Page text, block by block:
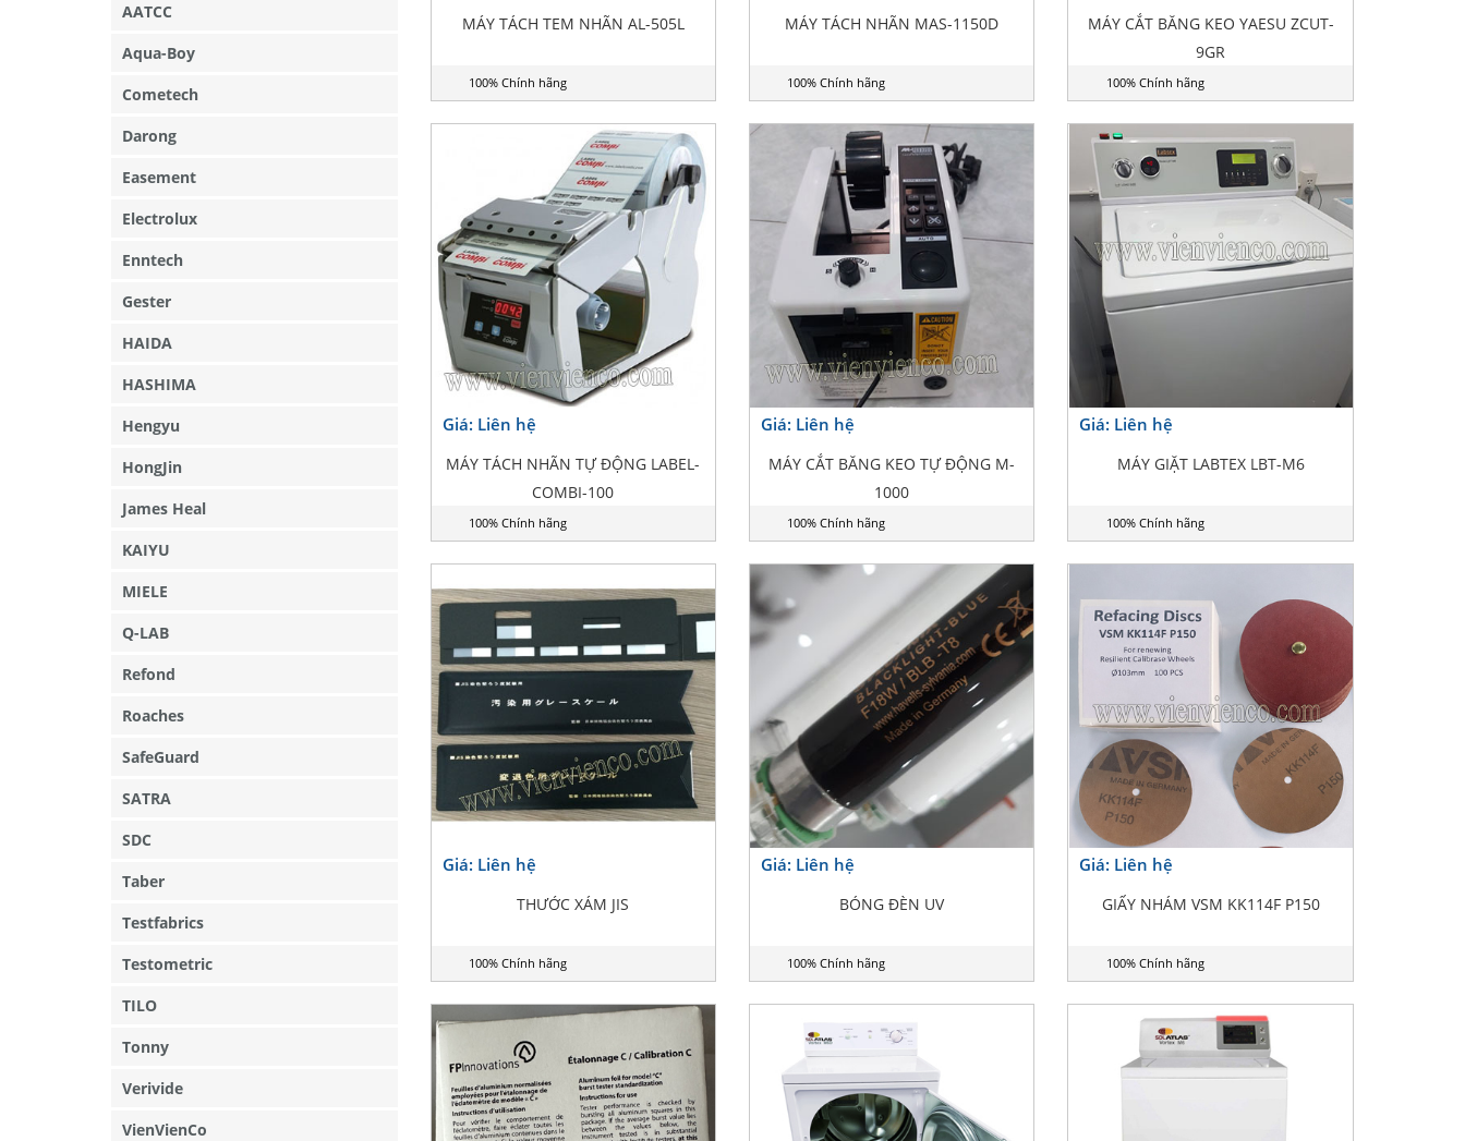
MÁY TÁCH TEM NHÃN AL-505L
100% Chính hãng
MÁY TÁCH NHÃN MAS-1150D
100% Chính hãng
MÁY CẮT BĂNG KEO YAESU ZCUT-
9GR
100% Chính hãng
Giá: Liên hệ
MÁY TÁCH NHÃN TỰ ĐỘNG LABEL-
COMBI-100
100% Chính hãng
Giá: Liên hệ
MÁY CẮT BĂNG KEO TỰ ĐỘNG M-
1000
100% Chính hãng
Giá: Liên hệ
MÁY GIẶT LABTEX LBT-M6
100% Chính hãng
Giá: Liên hệ
THƯỚC XÁM JIS
100% Chính hãng
Giá: Liên hệ
BÓNG ĐÈN UV
100% Chính hãng
Giá: Liên hệ
GIẤY NHÁM VSM KK114F P150
100% Chính hãng
AATCC
Aqua-Boy
Cometech
Darong
Easement
Electrolux
Enntech
Gester
HAIDA
HASHIMA
Hengyu
HongJin
James Heal
KAIYU
MIELE
Q-LAB
Refond
Roaches
SafeGuard
SATRA
SDC
Taber
Testfabrics
Testometric
TILO
Tonny
Verivide
VienVienCo